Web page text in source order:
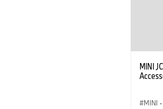
MINI
MINI ·